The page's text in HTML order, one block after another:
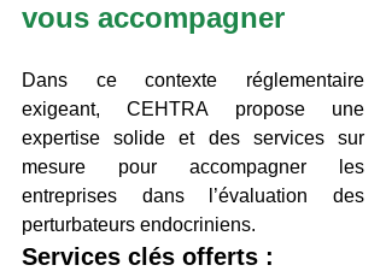
vous accompagner
Dans ce contexte réglementaire
exigeant, CEHTRA propose une
expertise solide et des services sur
mesure pour accompagner les
entreprises dans l’évaluation des
perturbateurs endocriniens.
Services clés offerts :